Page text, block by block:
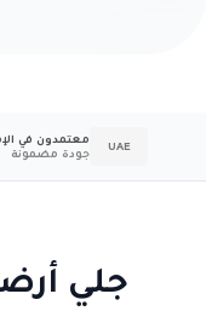
UAE
معتمدون في
جودة مضمونة
جلي